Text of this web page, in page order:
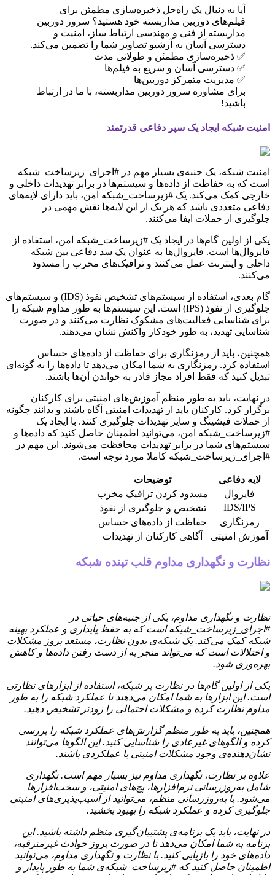
آیا به دنبال یک راه‌حل ذخیره‌سازی مطمئن برای
فیلم‌های دوربین مداربسته خود هستید؟ سرور دوربین
مداربسته از فنی و مهندسی ارتباط ساز، امنیت و
دسترسی آسان به آرشیو تصاویر شما را تضمین می‌کند.
✅ ذخیره‌سازی مطمئن و طولانی مدت
✅ دسترسی آسان و سریع به فیلم‌ها
✅ مدیریت متمرکز دوربین‌ها
برای مشاوره سرور دوربین مداربسته، با ما در ارتباط
باشید!
امنیت شبکه ایجاد یک سپر دفاعی قدرتمند
امنیت شبکه، یک جنبه‌ی بسیار مهم در #اجرای_زیرساخت_شبکه
است که به حفاظت از داده‌ها و سیستم‌ها در برابر تهدیدات داخلی و
خارجی کمک می‌کند. یک #زیرساخت_شبکه امن، باید دارای لایه‌های
دفاعی متعددی باشد که هر یک از این لایه‌ها نقش مهمی در
جلوگیری از حملات ایفا می‌کنند.
یکی از اولین گام‌ها در ایجاد یک #زیرساخت_شبکه امن، استفاده از
فایروال‌ها است. فایروال‌ها به عنوان یک سد دفاعی بین شبکه
داخلی و اینترنت عمل می‌کنند و ترافیک‌های مخرب را مسدود
می‌کنند.
گام بعدی، استفاده از سیستم‌های تشخیص نفوذ (IDS) و سیستم‌های
جلوگیری از نفوذ (IPS) است. این سیستم‌ها به طور مداوم شبکه را
برای شناسایی فعالیت‌های مشکوک نظارت می‌کنند و در صورت
شناسایی تهدید، به طور خودکار واکنش نشان می‌دهند.
همچنین، باید از رمزنگاری برای حفاظت از داده‌های حساس
استفاده کرد. رمزنگاری به شما امکان می‌دهد تا داده‌ها را به گونه‌ای
تبدیل کنید که فقط افراد مجاز قادر به خواندن آن‌ها باشند.
در نهایت، باید به طور منظم آموزش‌های امنیتی برای کارکنان
برگزار کرد. کارکنان باید از تهدیدات امنیتی آگاه باشند و بدانند چگونه
از حملات فیشینگ و سایر تهدیدات جلوگیری کنند. با ایجاد یک
#زیرساخت_شبکه امن، می‌توانید اطمینان حاصل کنید که داده‌ها و
سیستم‌های شما در برابر تهدیدات محافظت می‌شوند. این مهم در
#اجرای_زیرساخت_شبکه کاملا مورد توجه است.
لایه دفاعی
توضیحات
فایروال
مسدود کردن ترافیک مخرب
IDS/IPS
تشخیص و جلوگیری از نفوذ
رمزنگاری
حفاظت از داده‌های حساس
آموزش امنیتی
آگاهی کارکنان از تهدیدات
نظارت و نگهداری مداوم قلب تپنده شبکه
نظارت و نگهداری مداوم، یکی از جنبه‌های حیاتی در
#اجرای_زیرساخت_شبکه است که به حفظ پایداری و عملکرد بهینه
شبکه کمک می‌کند. یک شبکه‌ی بدون نظارت، مستعد بروز مشکلات
و اختلالات است که می‌تواند منجر به از دست رفتن داده‌ها و کاهش
بهره‌وری شود.
یکی از اولین گام‌ها در نظارت بر شبکه، استفاده از ابزارهای نظارتی
است. این ابزارها به شما امکان می‌دهند تا عملکرد شبکه را به طور
مداوم نظارت کرده و مشکلات احتمالی را زودتر تشخیص دهید.
همچنین، باید به طور منظم گزارش‌های عملکرد شبکه را بررسی
کرده و الگوهای غیرعادی را شناسایی کنید. این الگوها می‌توانند
نشان‌دهنده‌ی وجود مشکلات امنیتی یا عملکردی باشند.
علاوه بر نظارت، نگهداری مداوم نیز بسیار مهم است. نگهداری
شامل به‌روزرسانی نرم‌افزارها، پچ‌های امنیتی، و سخت‌افزارها
می‌شود. با به‌روزرسانی منظم، می‌توانید از آسیب‌پذیری‌های امنیتی
جلوگیری کرده و عملکرد شبکه را بهبود بخشید.
در نهایت، باید یک برنامه‌ی پشتیبان‌گیری منظم داشته باشید. این
برنامه به شما امکان می‌دهد تا در صورت بروز حوادث غیرمترقبه،
داده‌های خود را بازیابی کنید. با نظارت و نگهداری مداوم، می‌توانید
اطمینان حاصل کنید که #زیرساخت_شبکه‌ی شما به طور پایدار و